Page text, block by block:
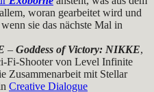
woran gearbeitet wird und
sie das nächste Mal in
– Goddess of Victory: NIKKE,
Fi-Shooter von Level Infinite
Zusammenarbeit mit Stellar
Creative Dialogue